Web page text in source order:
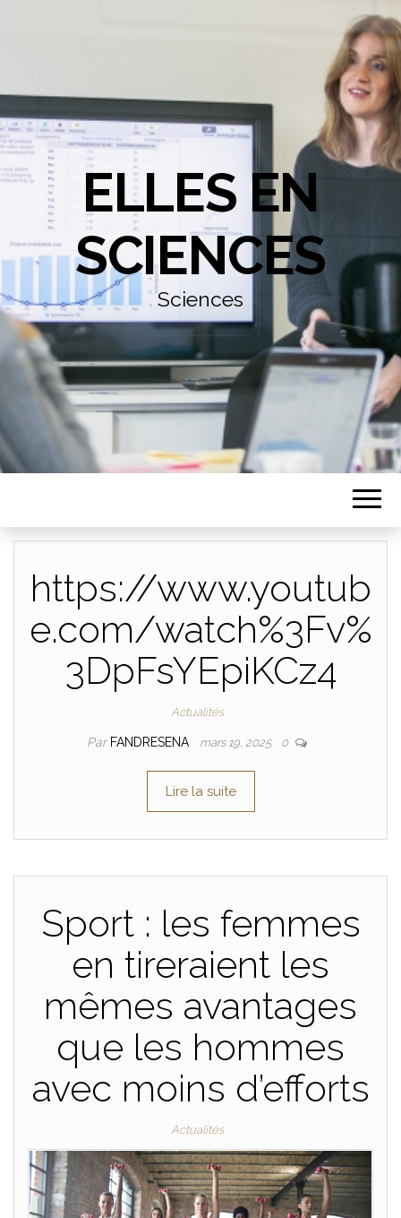
ELLES EN
SCIENCES
Sciences
https://www.youtub
e.com/watch%3Fv%
3DpFsYEpiKCz4
Actualités
Par FANDRESENA mars 19, 2025 0
Lire la suite
Sport : les femmes
en tireraient les
mêmes avantages
que les hommes
avec moins d’efforts
Actualités